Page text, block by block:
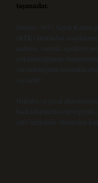
taşımazlar.
Sitemiz, 5651 Sayılı
(BTK) tarafından
nedenle, sitedeki içerikleri
yükümlülüğümüz
sorumluluğunu taşımakta
sayılırlar.
Hukuka ve yasal
süre içerisinde sitemizden